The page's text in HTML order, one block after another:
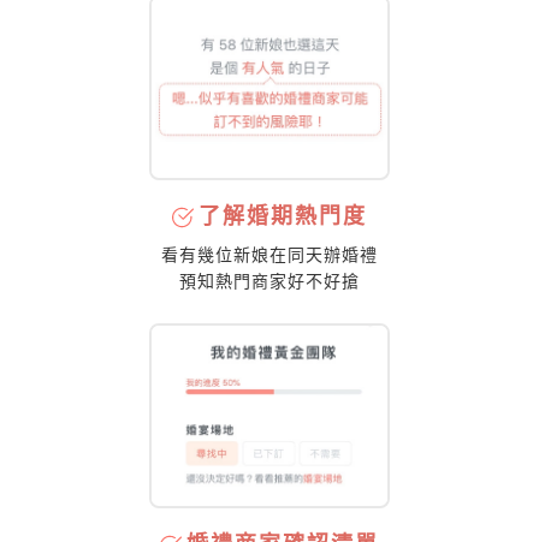
了解婚期熱門度
看有幾位新娘在同天辦婚禮
預知熱門商家好不好搶